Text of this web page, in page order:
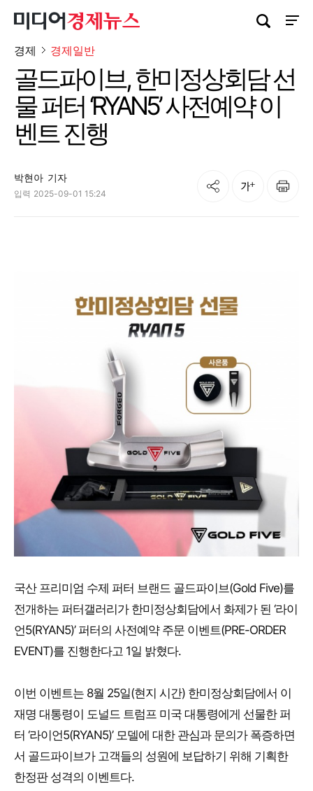
사이
검색창 열기
경제 경제일반
골드파이브, 한미정상회담 선
물 퍼터 ‘RYAN5’ 사전예약 이
벤트 진행
박현아 기자
입력 2025-09-01 15:24
공유 글자크기 인쇄
국산 프리미엄 수제 퍼터 브랜드 골드파이브(Gold Five)를
전개하는 퍼터갤러리가 한미정상회담에서 화제가 된 ‘라이
언5(RYAN5)’ 퍼터의 사전예약 주문 이벤트(PRE-ORDER
EVENT)를 진행한다고 1일 밝혔다.
이번 이벤트는 8월 25일(현지 시간) 한미정상회담에서 이
재명 대통령이 도널드 트럼프 미국 대통령에게 선물한 퍼
터 ‘라이언5(RYAN5)’ 모델에 대한 관심과 문의가 폭증하면
서 골드파이브가 고객들의 성원에 보답하기 위해 기획한
한정판 성격의 이벤트다.